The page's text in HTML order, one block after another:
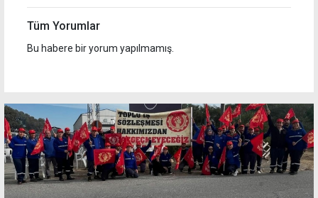
Tüm Yorumlar
Bu habere bir yorum yapılmamış.